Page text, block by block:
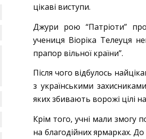
цікаві виступи.
Джури рою “Патріоти”
учениця Віоріка Телеуця
прапор вільної країни”.
Після чого відбулось
з українськими
яких збивають ворожі цілі
Крім того, учні мали змогу
на благодійних ярмарках.